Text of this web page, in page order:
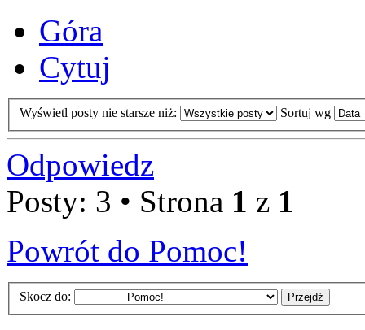
Góra
Cytuj
Wyświetl posty nie starsze niż: Sortuj wg
Odpowiedz
Posty: 3 • Strona 1 z 1
Powrót do Pomoc!
Skocz do: